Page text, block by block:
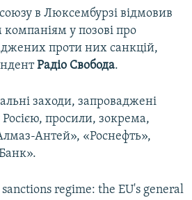
в Люксембурзі відмовив
у позові про
проти них санкцій,
Радіо Свобода.
заходи, запроваджені
Росією, просили, зокрема,
Антей», «Роснефть»,
regime: the EU's general